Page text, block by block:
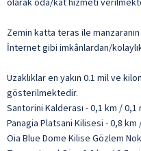
Zemin katta teras ile
İnternet gibi imkânlardan/
Uzaklıklar en yakın 0.1 mil ve
gösterilmektedir.
Santorini Kalderası - 0,1 km / 0,1
Panagia Platsani Kilisesi - 0,8 km
Oia Blue Dome Kilise Gözlem